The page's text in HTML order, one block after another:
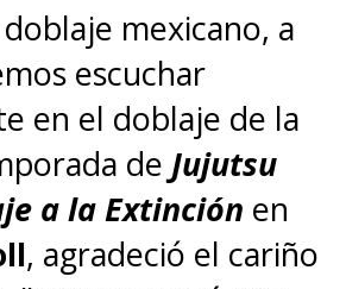
hasta hoy a los
dan vuelta la
la larga
poder ver esta
mexicano, a
escuchar
en el doblaje de la
de Jujutsu
a la Extinción en
, agradeció el cariño